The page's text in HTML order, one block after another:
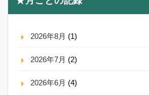
2026年8月 (1)
2026年7月 (2)
2026年6月 (4)